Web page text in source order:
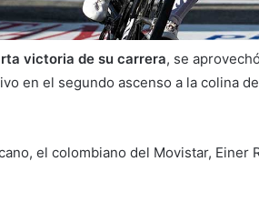
victoria de su carrera, se
en el segundo ascenso a la colina
el colombiano del Movistar, Einer